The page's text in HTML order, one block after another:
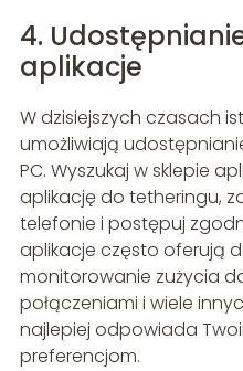
4.
aplikacje
W dzisiejszych czasach
umożliwiają
PC. Wyszukaj w sklepie
aplikację do tetheringu,
telefonie i postępuj
aplikacje często oferują
monitorowanie zużycia
połączeniami i wiele
najlepiej odpowiada
preferencjom.